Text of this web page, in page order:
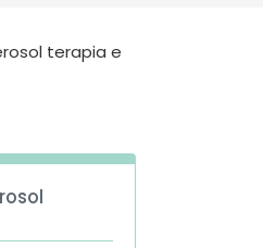
terapia e